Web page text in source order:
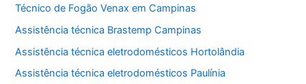
Técnico de Fogão Venax em Campinas
Assistência técnica Brastemp Campinas
Assistência técnica eletrodomésticos Hortolândia
Assistência técnica eletrodomésticos Paulínia